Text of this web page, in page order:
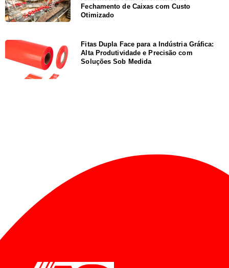
Fechamento de Caixas com Custo
Otimizado
Fitas Dupla Face para a Indústria Gráfica:
Alta Produtividade e Precisão com
Soluções Sob Medida